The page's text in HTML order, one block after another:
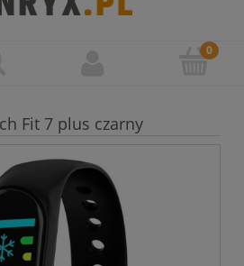
Fit 7 plus czarny